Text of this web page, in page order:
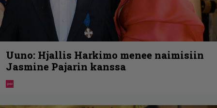
Uuno: Hjallis Harkimo menee naimisiin
Jasmine Pajarin kanssa